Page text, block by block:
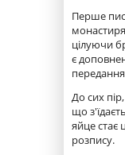
Перше
цілуючи
є
До сих
що
яйце стає
розпису.